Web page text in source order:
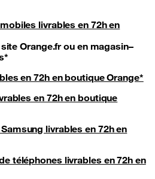
livrables en 72h en
Orange.fr ou en magasin–
en 72h en boutique Orange*
en 72h en boutique
livrables en 72h en
téléphones livrables en 72h en